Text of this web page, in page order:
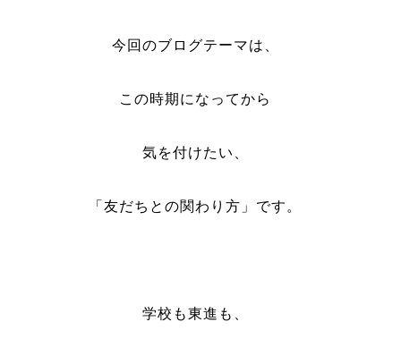
今回のブログテーマは、
この時期になってから
気を付けたい、
「友だちとの関わり方」です。
学校も東進も、